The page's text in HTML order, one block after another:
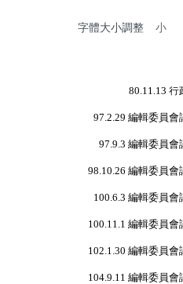
字體大小調整 小
80.11.13 行
97.2.29 編輯委員會
97.9.3 編輯委員會
98.10.26 編輯委員會
100.6.3 編輯委員會
100.11.1 編輯委員會
102.1.30 編輯委員會
104.9.11 編輯委員會